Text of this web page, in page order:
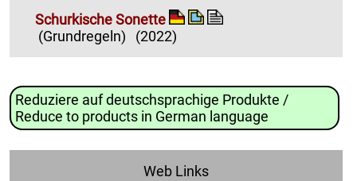
Schurkische Sonette
(Grundregeln)
(2022)
Reduziere auf deutschsprachige Produkte /
Reduce to products in German language
Web Links